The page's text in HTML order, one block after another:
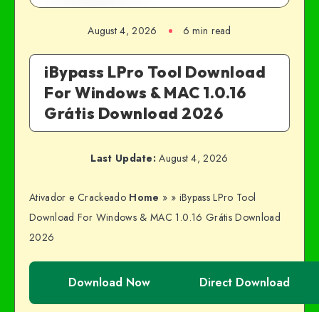
August 4, 2026 6 min read
iBypass LPro Tool Download
For Windows & MAC 1.0.16
Grátis Download 2026
Last Update: August 4, 2026
Ativador e Crackeado Home » » iBypass LPro Tool
Download For Windows & MAC 1.0.16 Grátis Download
2026
Download Now Direct Download